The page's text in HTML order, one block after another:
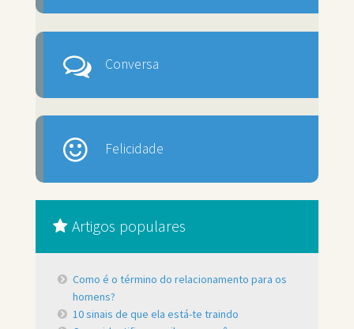
Conversa
Felicidade
Artigos populares
Como é o término do relacionamento para os
homens?
10 sinais de que ela está-te traindo